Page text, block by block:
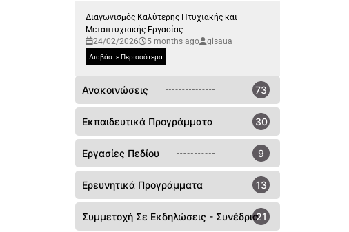
Διαγωνισμός Καλύτερης Πτυχιακής και
Μεταπτυχιακής Εργασίας
24/02/2026
5 months ago gisaua
Διαβάστε Περισσότερα
Ανακοινώσεις 73
Εκπαιδευτικά Προγράμματα 30
Εργασίες Πεδίου 9
Ερευνητικά Προγράμματα 13
Συμμετοχή Σε Εκδηλώσεις - Συνέδρια21